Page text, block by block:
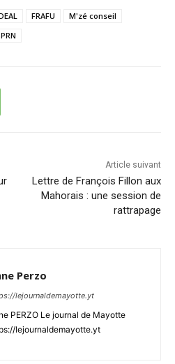
FRAFU
M'zé conseil
Article suivant
Lettre de François Fillon aux
Mahorais : une session de
rattrapage
Perzo
lejournaldemayotte.yt
PERZO Le journal de Mayotte
lejournaldemayotte.yt